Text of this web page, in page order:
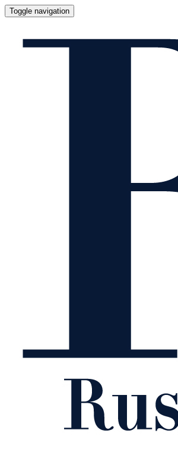
Toggle navigation